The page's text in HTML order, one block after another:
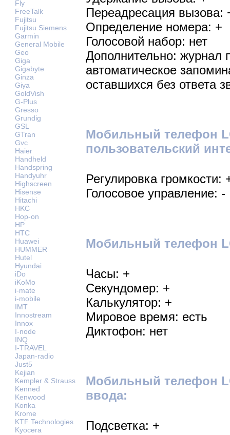
Fly
FreeTalk
Fujitsu
Fujitsu Siemens
Garmin
General Mobile
Geo
Giga
Gigabyte
Ginza
Giya
GoldVish
G-Plus
Gresso
Grundig
GSL
GTran
Gvc
Haier
Handheld
Handspring
Handyuhr
Highscreen
Hisense
Hitachi
HKC
Hop-on
HP
HTC
Huawei
HUMMER
Hutel
Hyundai
iDo
iKoMo
i-mate
i-mobile
IMT
Innostream
Innox
I-node
INQ
I-TRAVEL
Japan-radio
Just5
Kejian
Kempler & Strauss
Kenned
Kenwood
Konka
Krome
KTF Technologies
Kyocera
Переадресация вызова:
Определение номера: +
Голосовой набор: нет
Дополнительно: журнал
автоматическое
оставшихся без ответа
Мобильный телефон
пользовательский
Регулировка громкости:
Голосовое управление: -
Мобильный телефон
Часы: +
Секундомер: +
Калькулятор: +
Мировое время: есть
Диктофон: нет
Мобильный телефон
ввода:
Подсветка: +